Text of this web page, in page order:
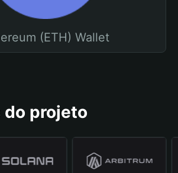
(ETH) Wallet
do projeto